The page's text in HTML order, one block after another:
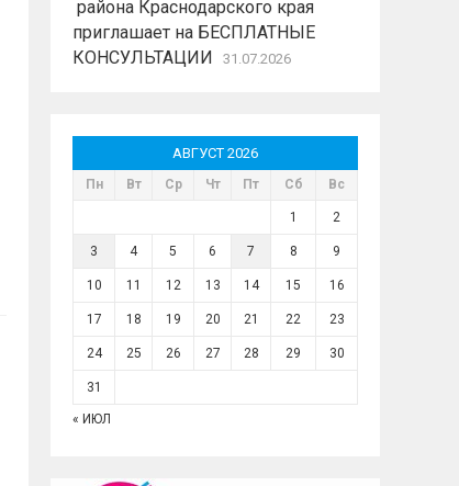
района Краснодарского края
приглашает на БЕСПЛАТНЫЕ
КОНСУЛЬТАЦИИ
31.07.2026
АВГУСТ 2026
Пн Вт Ср Чт Пт Сб Вс
1 2
3 4 5 6 7 8 9
10 11 12 13 14 15 16
17 18 19 20 21 22 23
24 25 26 27 28 29 30
31
« ИЮЛ